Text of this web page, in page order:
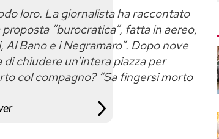
loro. La giornalista ha raccontato
“burocratica”, fatta in aereo,
Bano e i Negramaro”. Dopo nove
chiudere un’intera piazza per
col compagno? “Sa fingersi morto